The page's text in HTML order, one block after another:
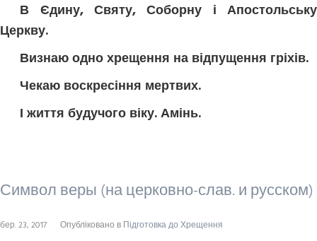
В Єдину, Святу, Соборну і Апостольську
Церкву.
Визнаю одно хрещення на відпущення гріхів.
Чекаю воскресіння мертвих.
І життя будучого віку. Амінь.
Символ веры (на церковно-слав. и русском)
бер. 23, 2017 Опубліковано в Підготовка до Хрещення